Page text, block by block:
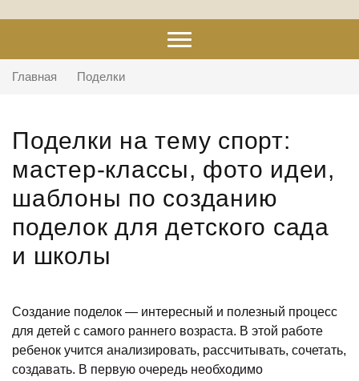
Главная Поделки
Поделки на тему спорт:
мастер-классы, фото идеи,
шаблоны по созданию
поделок для детского сада
и школы
Создание поделок — интересный и полезный процесс
для детей с самого раннего возраста. В этой работе
ребенок учится анализировать, рассчитывать, сочетать,
создавать. В первую очередь необходимо